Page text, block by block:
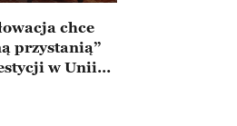
chce
przystanią”
w Unii